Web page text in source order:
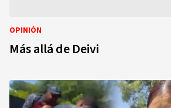
OPINIÓN
Más allá de Deivi